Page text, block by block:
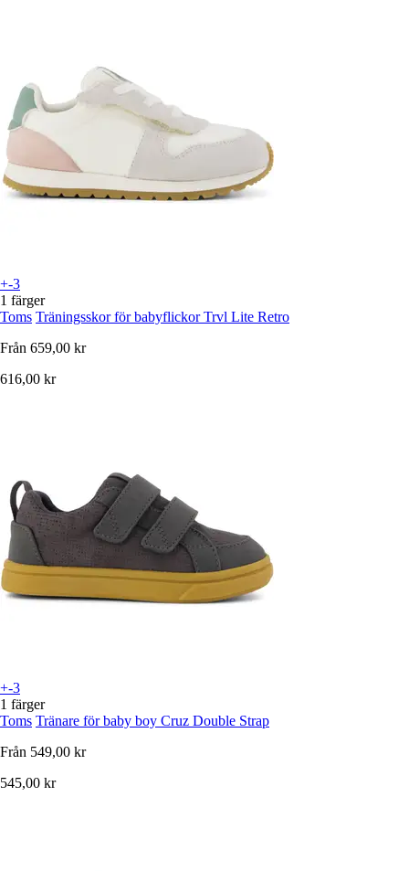
+-3
1 färger
Toms Träningsskor för babyflickor Trvl Lite Retro
Från 659,00 kr
616,00 kr
+-3
1 färger
Toms Tränare för baby boy Cruz Double Strap
Från 549,00 kr
545,00 kr